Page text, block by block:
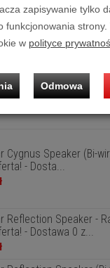
Beyond Speaker (Bi-
- Dosta...
Cygnus Speaker - Raty
- Dostawa 0 zł!
Cygnus Speaker (Bi-
- Dosta...
Reflection Speaker -
- Dostawa 0 z...
zapisywanie tylko
funkcjonowania strony.
w polityce
Odmowa